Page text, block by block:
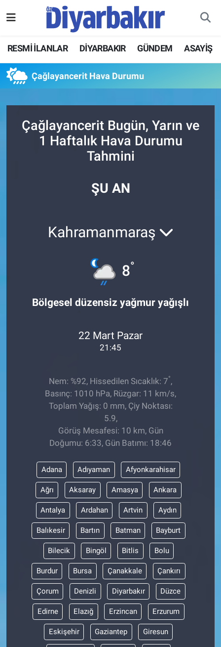
RESMİ İLANLAR DİYARBAKIR GÜNDEM ASAYİŞ
Çağlayancerit Hava Durumu
Çağlayancerit Bugün, Yarın ve
1 Haftalık Hava Durumu
Tahmini
ŞU AN
Kahramanmaraş
8°
Bölgesel düzensiz yağmur yağışlı
22 Mart Pazar
21:45
Nem: %92, Hissedilen Sıcaklık: 7°,
Basınç: 1010 hPa, Rüzgar: 11 km/s,
Toplam Yağış: 0 mm, Çiy Noktası:
5.9,
Görüş Mesafesi: 10 km, Gün
Doğumu: 6:33, Gün Batımı: 18:46
Adana Adıyaman Afyonkarahisar
Ağrı Aksaray Amasya Ankara
Antalya Ardahan Artvin Aydın
Balıkesir Bartın Batman Bayburt
Bilecik Bingöl Bitlis Bolu
Burdur Bursa Çanakkale Çankırı
Çorum Denizli Diyarbakır Düzce
Edirne Elazığ Erzincan Erzurum
Eskişehir Gaziantep Giresun
ASAYİŞ
DİYARBAKIR
GÜNDEM
EĞİTİM
Hava Durumu
Namaz Vakitleri
Süper Lig Puan Durumu ve Fikstür
Son Dakika Haberleri